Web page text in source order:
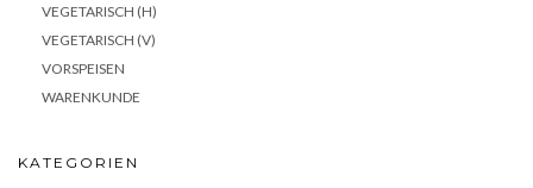
VEGETARISCH (H)
VEGETARISCH (V)
VORSPEISEN
WARENKUNDE
KATEGORIEN